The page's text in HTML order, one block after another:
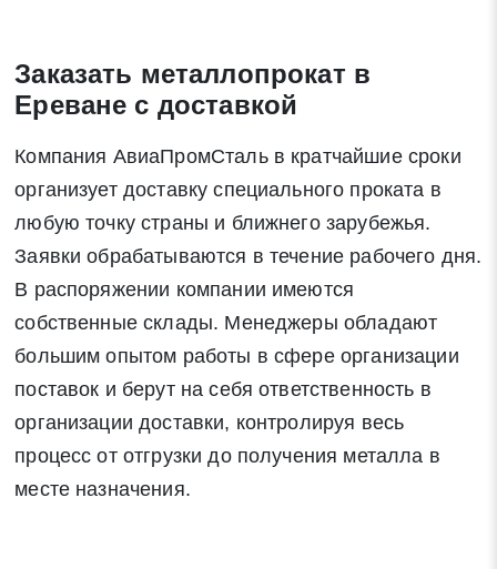
Закрыть
Заказать металлопрокат в
Ереване с доставкой
Компания АвиаПромСталь в кратчайшие сроки
организует доставку специального проката в
любую точку страны и ближнего зарубежья.
Заявки обрабатываются в течение рабочего дня.
В распоряжении компании имеются
собственные склады. Менеджеры обладают
большим опытом работы в сфере организации
поставок и берут на себя ответственность в
организации доставки, контролируя весь
процесс от отгрузки до получения металла в
месте назначения.
* - обязательные поля для заполнения
Отправить заявку
Нажимая на кнопку «Отправить заявку» Вы даете согласие
статьей 9 Федерального закона от 27 июля 2006 г. N 152-ФЗ
«О персональных данных», а также соглашаетесь на
информационную рассылку по средством e-mail или СМС